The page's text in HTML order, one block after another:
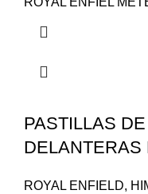
PASTILLAS
DELANTERAS
ROYAL ENFIELD,